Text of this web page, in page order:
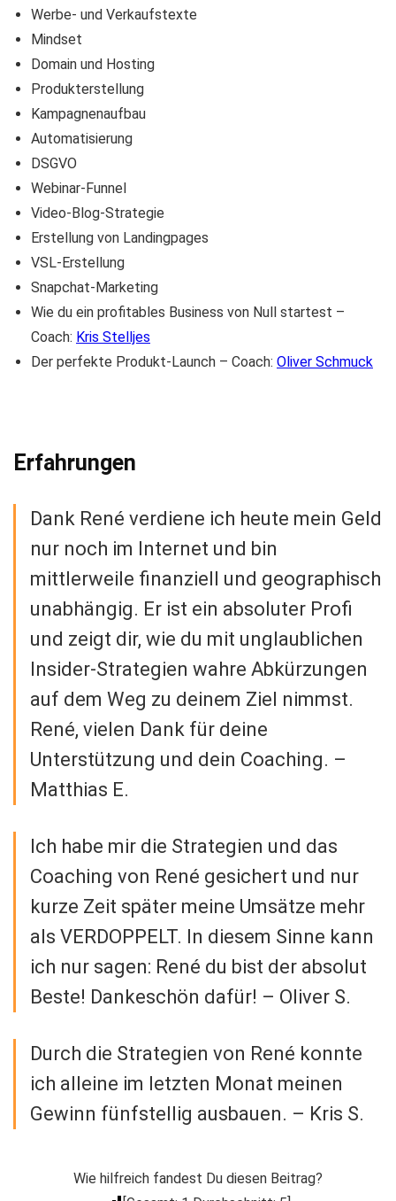
Werbe- und Verkaufstexte
Mindset
Domain und Hosting
Produkterstellung
Kampagnenaufbau
Automatisierung
DSGVO
Webinar-Funnel
Video-Blog-Strategie
Erstellung von Landingpages
VSL-Erstellung
Snapchat-Marketing
Wie du ein profitables Business von Null startest –
Coach: Kris Stelljes
Der perfekte Produkt-Launch – Coach: Oliver Schmuck
Erfahrungen
Dank René verdiene ich heute mein Geld
nur noch im Internet und bin
mittlerweile finanziell und geographisch
unabhängig. Er ist ein absoluter Profi
und zeigt dir, wie du mit unglaublichen
Insider-Strategien wahre Abkürzungen
auf dem Weg zu deinem Ziel nimmst.
René, vielen Dank für deine
Unterstützung und dein Coaching. –
Matthias E.
Ich habe mir die Strategien und das
Coaching von René gesichert und nur
kurze Zeit später meine Umsätze mehr
als VERDOPPELT. In diesem Sinne kann
ich nur sagen: René du bist der absolut
Beste! Dankeschön dafür! – Oliver S.
Durch die Strategien von René konnte
ich alleine im letzten Monat meinen
Gewinn fünfstellig ausbauen. – Kris S.
Wie hilfreich fandest Du diesen Beitrag?